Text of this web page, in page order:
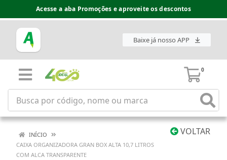
Acesse a aba Promoções e aproveite os descontos
Baixe já nosso APP
0
VOLTAR
INÍCIO
CAIXA ORGANIZADORA GRAN BOX ALTA 10,7 LITROS
COM ALCA TRANSPARENTE